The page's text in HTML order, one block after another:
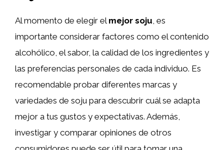
Al momento de elegir el mejor soju, es
importante considerar factores como el contenido
alcohólico, el sabor, la calidad de los ingredientes y
las preferencias personales de cada individuo. Es
recomendable probar diferentes marcas y
variedades de soju para descubrir cuál se adapta
mejor a tus gustos y expectativas. Además,
investigar y comparar opiniones de otros